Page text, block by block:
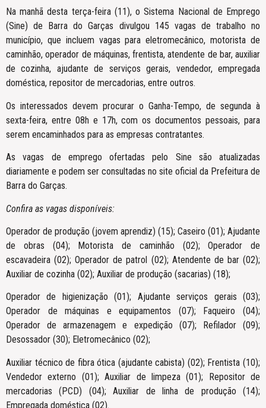
Na manhã desta terça-feira (11), o Sistema Nacional de Emprego
(Sine) de Barra do Garças divulgou 145 vagas de trabalho no
município, que incluem vagas para eletromecânico, motorista de
caminhão, operador de máquinas, frentista, atendente de bar, auxiliar
de cozinha, ajudante de serviços gerais, vendedor, empregada
doméstica, repositor de mercadorias, entre outros.
Os interessados devem procurar o Ganha-Tempo, de segunda à
sexta-feira, entre 08h e 17h, com os documentos pessoais, para
serem encaminhados para as empresas contratantes.
As vagas de emprego ofertadas pelo Sine são atualizadas
diariamente e podem ser consultadas no site oficial da Prefeitura de
Barra do Garças.
Confira as vagas disponíveis:
Operador de produção (jovem aprendiz) (15); Caseiro (01); Ajudante
de obras (04); Motorista de caminhão (02); Operador de
escavadeira (02); Operador de patrol (02); Atendente de bar (02);
Auxiliar de cozinha (02); Auxiliar de produção (sacarias) (18);
Operador de higienização (01); Ajudante serviços gerais (03);
Operador de máquinas e equipamentos (07); Faqueiro (04);
Operador de armazenagem e expedição (07); Refilador (09);
Desossador (30); Eletromecânico (02);
Auxiliar técnico de fibra ótica (ajudante cabista) (02); Frentista (10);
Vendedor externo (01); Auxiliar de limpeza (01); Repositor de
mercadorias (PCD) (04); Auxiliar de linha de produção (14);
Empregada doméstica (02).